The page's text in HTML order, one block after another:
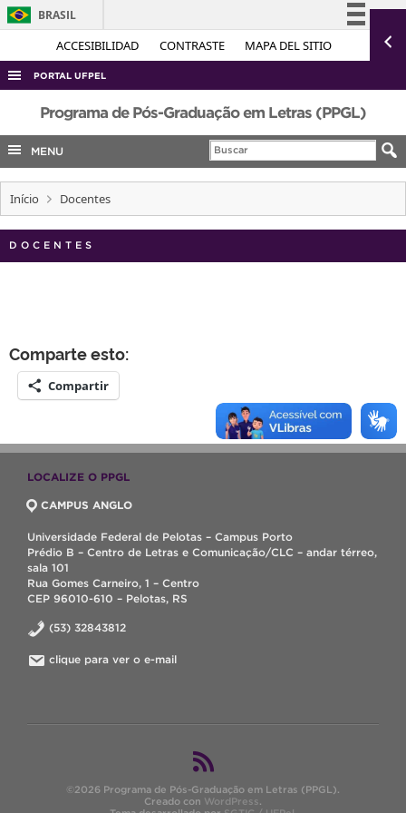
ACCESIBILIDAD CONTRASTE MAPA DEL SITIO
BRASIL
Simplifique!
Acesso à informação
Canais
PORTAL UFPEL
ACESSO À INFORMAÇÃO
AUDITORIA
COBALTO
CONCURSOS
EDITAIS
INTERNACIONAL
TELEFONES
Programa de Pós-Graduação em Letras (PPGL)
MENU
Início Docentes
DOCENTES
Comparte esto:
Compartir
LOCALIZE O PPGL
CAMPUS ANGLO
Universidade Federal de Pelotas – Campus Porto
Prédio B – Centro de Letras e Comunicação/CLC – andar térreo,
sala 101
Rua Gomes Carneiro, 1 – Centro
CEP 96010-610 – Pelotas, RS
(53) 32843812
clique para ver o e-mail
©2026 Programa de Pós-Graduação em Letras (PPGL).
Creado con WordPress.